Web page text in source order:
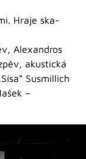
Hraje ska-
Alexandros
akustická
Susmillich
–